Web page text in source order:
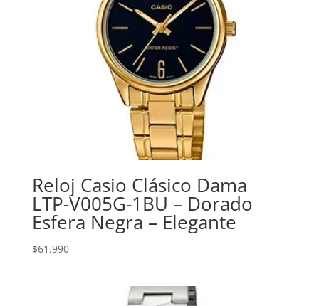
Reloj Casio Clásico Dama
LTP-V005G-1BU – Dorado
Esfera Negra – Elegante
$61.990